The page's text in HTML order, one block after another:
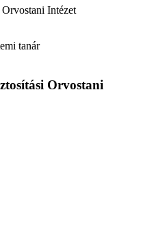
Intézet
tanár
Orvostani